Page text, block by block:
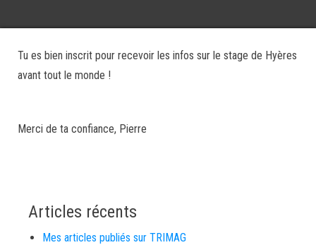
Tu es bien inscrit pour recevoir les infos sur le stage de Hyères
avant tout le monde !
Merci de ta confiance, Pierre
Articles récents
Mes articles publiés sur TRIMAG